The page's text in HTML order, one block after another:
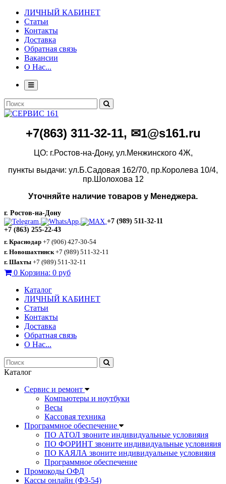
ЛИЧНЫЙ КАБИНЕТ
Статьи
Контакты
Доставка
Обратная связь
Вакансии
О Нас...
+7(863) 311-32-11, ✉1@s161.ru
ЦО: г.Ростов-на-Дону, ул.Менжинского 4Ж,
пункты выдачи: ул.Б.Садовая 162/70, пр.Королева 10/4,
пр.Шолохова 12
Уточняйте наличие товаров у Менеджера.
г. Ростов-на-Дону
+7 (989) 511-32-11
+7 (863) 255-22-43
г. Краснодар +7 (906) 427-30-54
г. Новошахтинск +7 (989) 511-32-11
г. Шахты +7 (989) 511-32-11
0 Корзина: 0 руб
Каталог
ЛИЧНЫЙ КАБИНЕТ
Статьи
Контакты
Доставка
Обратная связь
О Нас...
Каталог
Сервис и ремонт
Компьютеры и ноутбуки
Весы
Кассовая техника
Программное обеспечение
ПО АТОЛ звоните индивидуальные условияия
ПО ФОРИНТ звоните индивидуальные условияия
ПО КАЯЛА звоните индивидуальные условияия
Программное обеспечение
Промокоды ОФД
Кассы онлайн (ФЗ-54)